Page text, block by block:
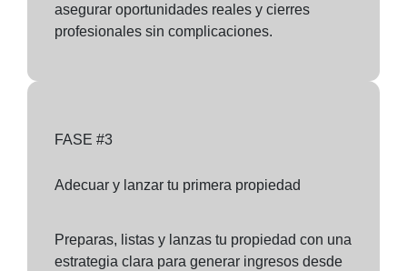
asegurar oportunidades reales y cierres
profesionales sin complicaciones.
FASE #3
Adecuar y lanzar tu primera propiedad
Preparas, listas y lanzas tu propiedad con una
estrategia clara para generar ingresos desde